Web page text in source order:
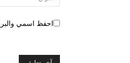
احفظ اسمي